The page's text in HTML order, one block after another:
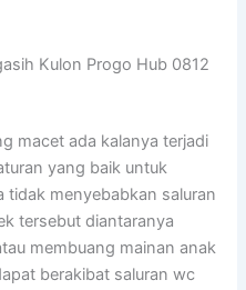
Kulon Progo Hub 0812
macet ada kalanya terjadi
yang baik untuk
tidak menyebabkan saluran
tersebut diantaranya
membuang mainan anak
berakibat saluran wc